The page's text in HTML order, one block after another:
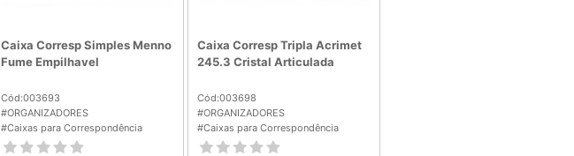
Caixa Corresp Simples Menno
Fume Empilhavel
Cód:003693
#ORGANIZADORES
#Caixas para Correspondência
Caixa Corresp Tripla Acrimet
245.3 Cristal Articulada
Cód:003698
#ORGANIZADORES
#Caixas para Correspondência